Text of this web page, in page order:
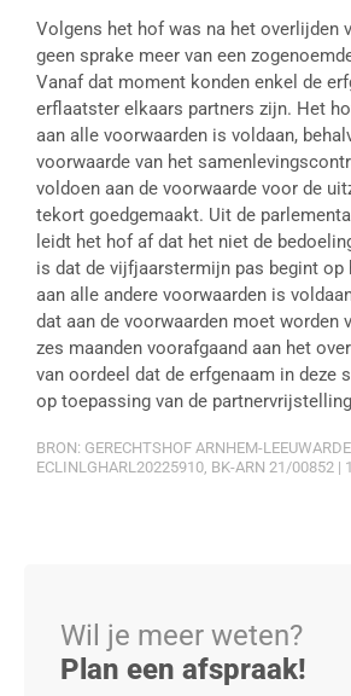
Volgens het hof was na het overlijden
geen sprake meer van een
Vanaf dat moment konden enkel de
erflaatster elkaars partners zijn. Het
aan alle voorwaarden is voldaan,
voorwaarde van het
voldoen aan de voorwaarde voor de
tekort goedgemaakt. Uit de
leidt het hof af dat het niet de
is dat de vijfjaarstermijn pas begint op
aan alle andere voorwaarden is
dat aan de voorwaarden moet worden
zes maanden voorafgaand aan het
van oordeel dat de erfgenaam in deze
op toepassing van de
BRON: GERECHTSHOF ARNHEM-
ECLINLGHARL20225910, BK-ARN 21/00852 |
Wil je meer weten?
Plan een afspraak!